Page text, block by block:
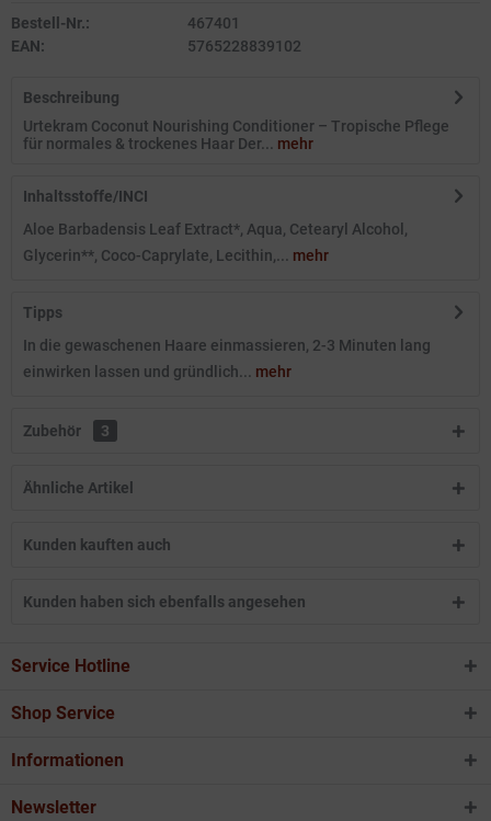
Bestell-Nr.:
467401
EAN:
5765228839102
Beschreibung
Urtekram Coconut Nourishing Conditioner – Tropische Pflege
für normales & trockenes Haar Der... mehr
Inhaltsstoffe/INCI
Aloe Barbadensis Leaf Extract*, Aqua, Cetearyl Alcohol,
Glycerin**, Coco-Caprylate, Lecithin,... mehr
Tipps
In die gewaschenen Haare einmassieren, 2-3 Minuten lang
einwirken lassen und gründlich... mehr
Zubehör 3
Ähnliche Artikel
Kunden kauften auch
Kunden haben sich ebenfalls angesehen
Service Hotline
Shop Service
Informationen
Newsletter